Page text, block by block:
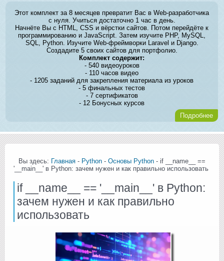
Этот комплект за 8 месяцев превратит Вас в Web-разработчика
с нуля. Учиться достаточно 1 час в день.
Начнёте Вы с HTML, CSS и вёрстки сайтов. Потом перейдёте к
программированию и JavaScript. Затем изучите PHP, MySQL,
SQL, Python. Изучите Web-фреймворки Laravel и Django.
Создадите 5 своих сайтов для портфолио.
Комплект содержит:
- 540 видеоуроков
- 110 часов видео
- 1205 заданий для закрепления материала из уроков
- 5 финальных тестов
- 7 сертификатов
- 12 Бонусных курсов
Подробнее
Вы здесь: Главная - Python - Основы Python - if __name__ ==
'__main__' в Python: зачем нужен и как правильно использовать
if __name__ == '__main__' в Python:
зачем нужен и как правильно
использовать